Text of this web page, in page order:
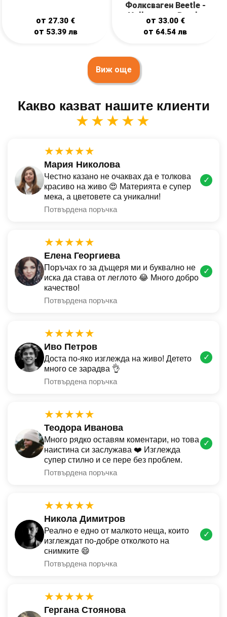
от 27.30 €
от 53.39 лв
Фолксваген Beetle -
Volkswagen Beetle
от 33.00 €
от 64.54лв
Виж още
Какво казват нашите клиенти
★★★★★
★★★★★
Мария Николова
Честно казано не очаквах да е толкова
красиво на живо 😍 Материята е супер
мека, а цветовете са уникални!
Потвърдена поръчка
✓
★★★★★
Елена Георгиева
Поръчах го за дъщеря ми и буквално не
иска да става от леглото 😂 Много добро
качество!
Потвърдена поръчка
✓
★★★★★
Иво Петров
Доста по-яко изглежда на живо! Детето
много се зарадва 👌
Потвърдена поръчка
✓
★★★★★
Теодора Иванова
Много рядко оставям коментари, но това
наистина си заслужава ❤️ Изглежда
супер стилно и се пере без проблем.
Потвърдена поръчка
✓
★★★★★
Никола Димитров
Реално е едно от малкото неща, които
изглеждат по-добре отколкото на
снимките 😄
Потвърдена поръчка
✓
★★★★★
Гергана Стоянова